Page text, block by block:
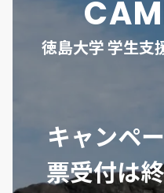
徳島大学 学生支
キャンペ
票受付は